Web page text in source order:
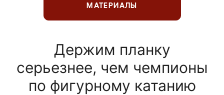
МАТЕРИАЛЫ
Держим планку
серьезнее, чем чемпионы
по фигурному катанию